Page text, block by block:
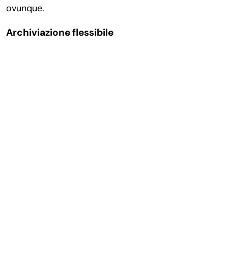
ovunque.
Archiviazione flessibile